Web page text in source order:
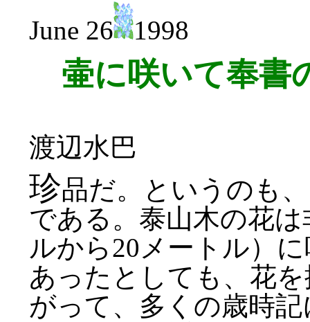
June 26 1998
壷に咲いて奉書
渡辺水巴
珍品だ。というのも
である。泰山木の花
ルから20メートル）
あったとしても、花
がって、多くの歳時